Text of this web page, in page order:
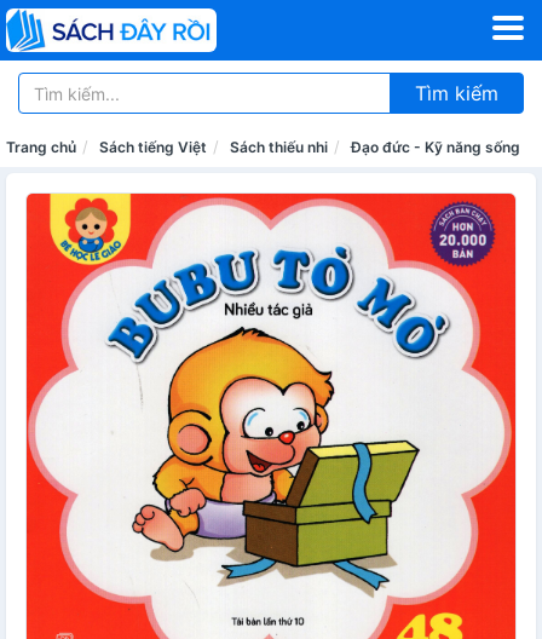
Tìm kiếm
Trang chủ Sách tiếng Việt Sách thiếu nhi Đạo đức - Kỹ năng sống